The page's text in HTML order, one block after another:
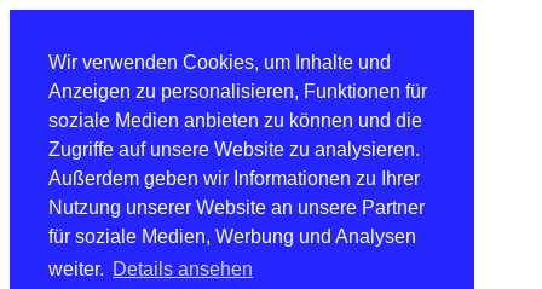
Wir verwenden Cookies, um Inhalte und
Anzeigen zu personalisieren, Funktionen für
soziale Medien anbieten zu können und die
Zugriffe auf unsere Website zu analysieren.
Außerdem geben wir Informationen zu Ihrer
Nutzung unserer Website an unsere Partner
für soziale Medien, Werbung und Analysen
weiter. Details ansehen